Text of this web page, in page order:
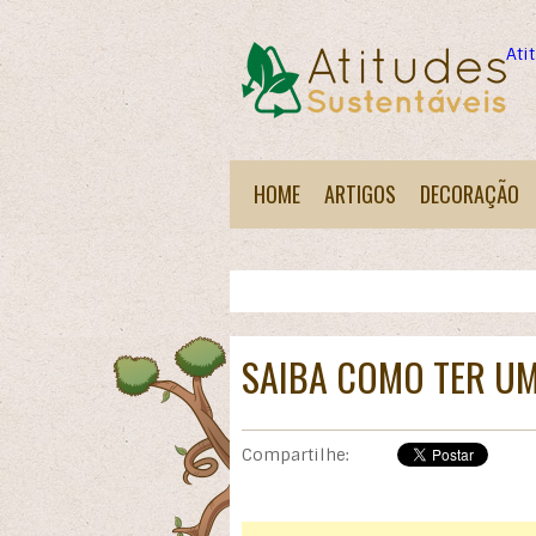
HOME ARTIGOS DECORAÇÃO
SAIBA COMO TER
Compartilhe: